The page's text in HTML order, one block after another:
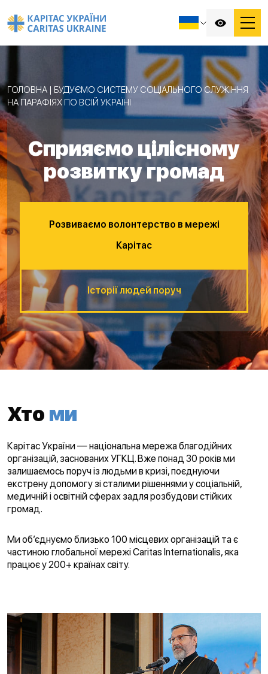
ГОЛОВНА | БУДУЄМО СИСТЕМУ СОЦІАЛЬНОГО СЛУЖІННЯ
НА ПАРАФІЯХ ПО ВСІЙ УКРАЇНІ
Сприяємо цілісному
розвитку громад
Розвиваємо волонтерство в мережі
Карітас
Історії людей поруч
Хто ми
Карітас України — національна мережа благодійних
організацій, заснованих УГКЦ. Вже понад 30 років ми
залишаємось поруч із людьми в кризі, поєднуючи
екстрену допомогу зі сталими рішеннями у соціальній,
медичній і освітній сферах задля розбудови стійких
громад.
Ми об’єднуємо близько 100 місцевих організацій та є
частиною глобальної мережі Caritas Internationalis, яка
працює у 200+ країнах світу.